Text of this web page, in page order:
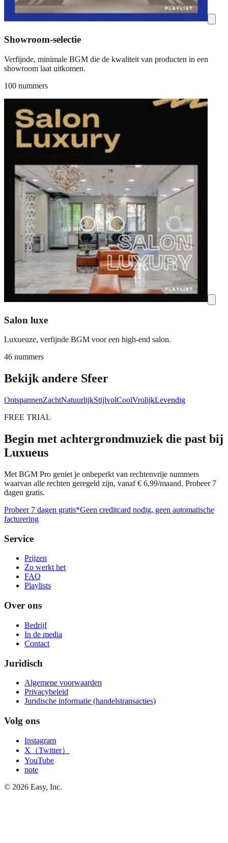
Showroom-selectie
Verfijnde, minimale BGM die de kwaliteit van producten in een
showroom laat uitkomen.
100 nummers
Salon luxe
Luxueuze, verfijnde BGM voor een high-end salon.
46 nummers
Bekijk andere Sfeer
OntspannenZachtNatuurlijkStijlvolCoolVrolijkLevendig
FREE TRIAL
Begin met achtergrondmuziek die past bij
Luxueus
Met BGM Pro geniet je onbeperkt van rechtenvrije nummers
waarvan alle rechten geregeld zijn, vanaf € 6,99/maand. Probeer 7
dagen gratis.
Probeer 7 dagen gratis*Geen creditcard nodig, geen automatische
facturering
Service
Prijzen
Zo werkt het
FAQ
Playlists
Over ons
Bedrijf
In de media
Contact
Juridisch
Algemene voorwaarden
Privacybeleid
Juridische informatie (handelstransacties)
Volg ons
Instagram
X（Twitter）
YouTube
note
© 2026 Easy, Inc.